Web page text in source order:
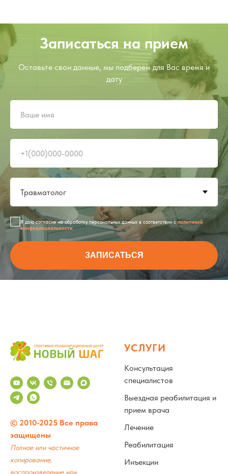
Записаться на прием
Оставьте свои данные, мы подберем для Вас время и
дату
Я даю согласие на обработку персональных данных в соответствии сполитикой
конфиденциальности
ЗАПИСАТЬСЯ
© 2010-2025 Все права
защищены
Полное или частичное
копирование,
воспроизведение или
УСЛУГИ
Консультация
специалистов
Выездная реабилитация и
прием врача
Лечение
Реабилитация
Инъекции